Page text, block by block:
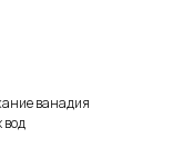
ванадия
вод